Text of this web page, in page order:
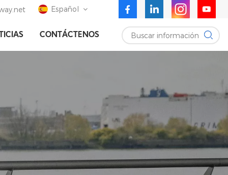
Español
English
Español
CONTÁCTENOS Buscar información